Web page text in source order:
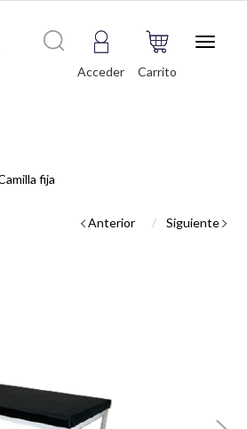
Acceder Carrito
Toggle
fija
Anterior Siguiente